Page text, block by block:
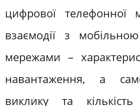
цифрової телефонної
взаємодії з
мережами –
навантаження, а
виклику та